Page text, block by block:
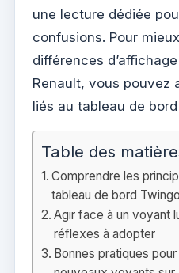
une lecture dédiée
confusions. Pour
différences
Renault, vous pouvez
liés au tableau de
Table des
Comprendre les
tableau de bord
Agir face à un voyant
réflexes à adopter
Bonnes pratiques